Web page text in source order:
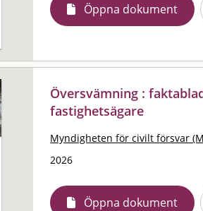
Öppna dokument
Översvämning :
fastighetsägare
Myndigheten för civilt försvar
2026
Öppna dokument